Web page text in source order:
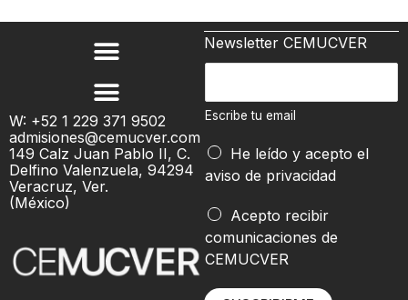
W: +52 1 229 371 9502
admisiones@cemucver.com
149 Calz Juan Pablo II, C.
Delfino Valenzuela, 94294
Veracruz, Ver.
(México)
Newsletter CEMUCVER
c
i
b
e
u
e
m
Escribe tu email
e
l
He leído y acepto el
aviso de privacidad
Acepto recibir
comunicaciones de
CEMUCVER